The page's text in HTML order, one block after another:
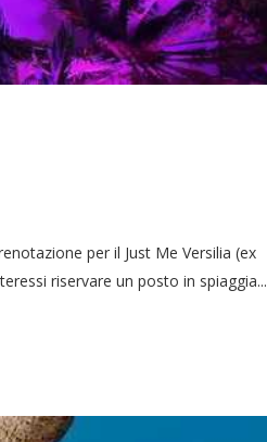
per il Just Me Versilia (ex
riservare un posto in spiaggia...